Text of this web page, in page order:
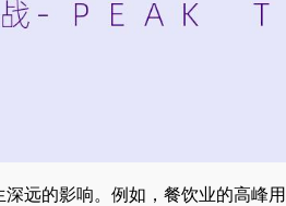
远的影响。例如，餐饮业的高峰用